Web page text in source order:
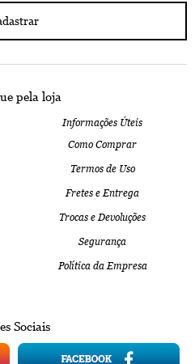
pela loja
Informações Úteis
Como Comprar
Termos de Uso
Fretes e Entrega
Trocas e Devoluções
Segurança
Política da Empresa
Sociais